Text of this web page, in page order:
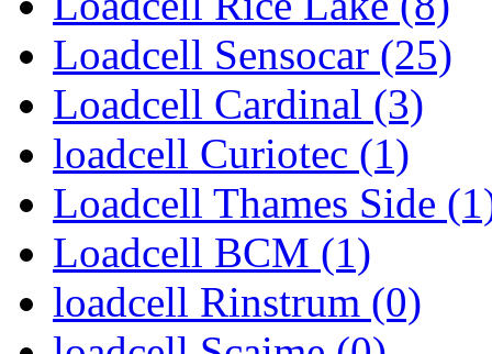
Loadcell Sensocar (25)
Loadcell Cardinal (3)
loadcell Curiotec (1)
Loadcell Thames Side
Loadcell BCM (1)
loadcell Rinstrum (0)